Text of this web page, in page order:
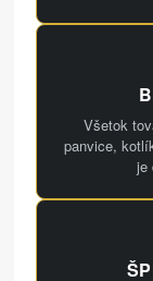
Všetok
panvice,
je